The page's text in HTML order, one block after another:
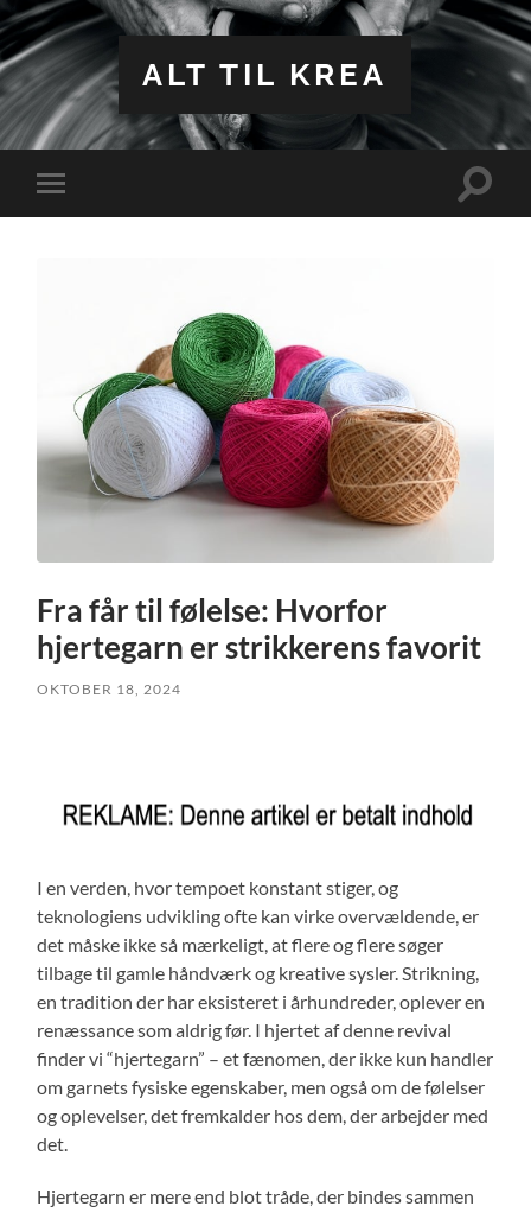
ALT TIL KREA
Toggle
mobile
Toggle
Fra får til følelse: Hvorfor
hjertegarn er strikkerens favorit
OKTOBER 18, 2024
I en verden, hvor tempoet konstant stiger, og
teknologiens udvikling ofte kan virke overvældende, er
det måske ikke så mærkeligt, at flere og flere søger
tilbage til gamle håndværk og kreative sysler. Strikning,
en tradition der har eksisteret i århundreder, oplever en
renæssance som aldrig før. I hjertet af denne revival
finder vi “hjertegarn” – et fænomen, der ikke kun handler
om garnets fysiske egenskaber, men også om de følelser
og oplevelser, det fremkalder hos dem, der arbejder med
det.
Hjertegarn er mere end blot tråde, der bindes sammen